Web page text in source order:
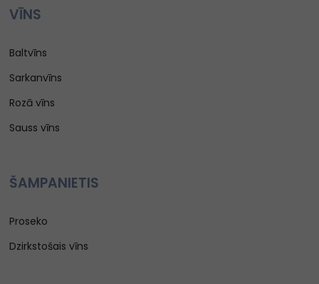
VĪNS
Baltvīns
Sarkanvīns
Rozā vīns
Sauss vīns
ŠAMPANIETIS
Proseko
Dzirkstošais vīns